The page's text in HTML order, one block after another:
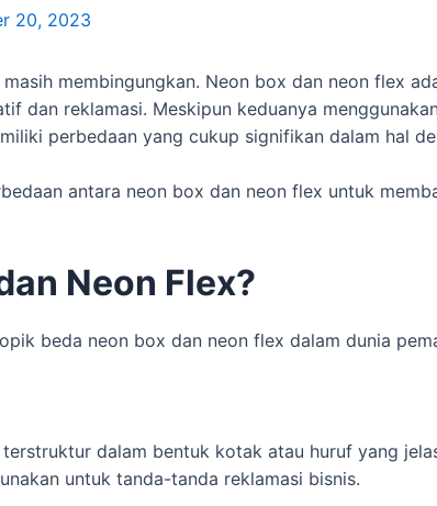
20, 2023
membingungkan. Neon box dan neon flex
dan reklamasi. Meskipun keduanya
perbedaan yang cukup signifikan dalam hal
antara neon box dan neon flex untuk
Neon Flex?
beda neon box dan neon flex dalam dunia
dalam bentuk kotak atau huruf yang
untuk tanda-tanda reklamasi bisnis.